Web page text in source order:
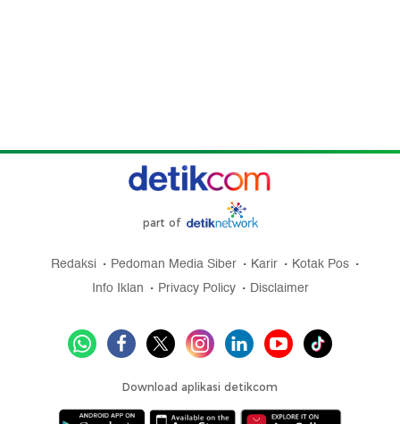
part of
Redaksi Pedoman Media Siber Karir
Kotak Pos
Info Iklan
Privacy Policy Disclaimer
Download aplikasi detikcom